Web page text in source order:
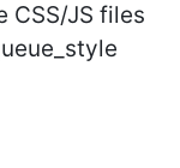
CSS/JS files